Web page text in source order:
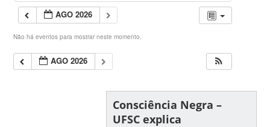
AGO 2026
Não há eventos para mostrar neste momento.
AGO 2026
Consciência Negra –
UFSC explica